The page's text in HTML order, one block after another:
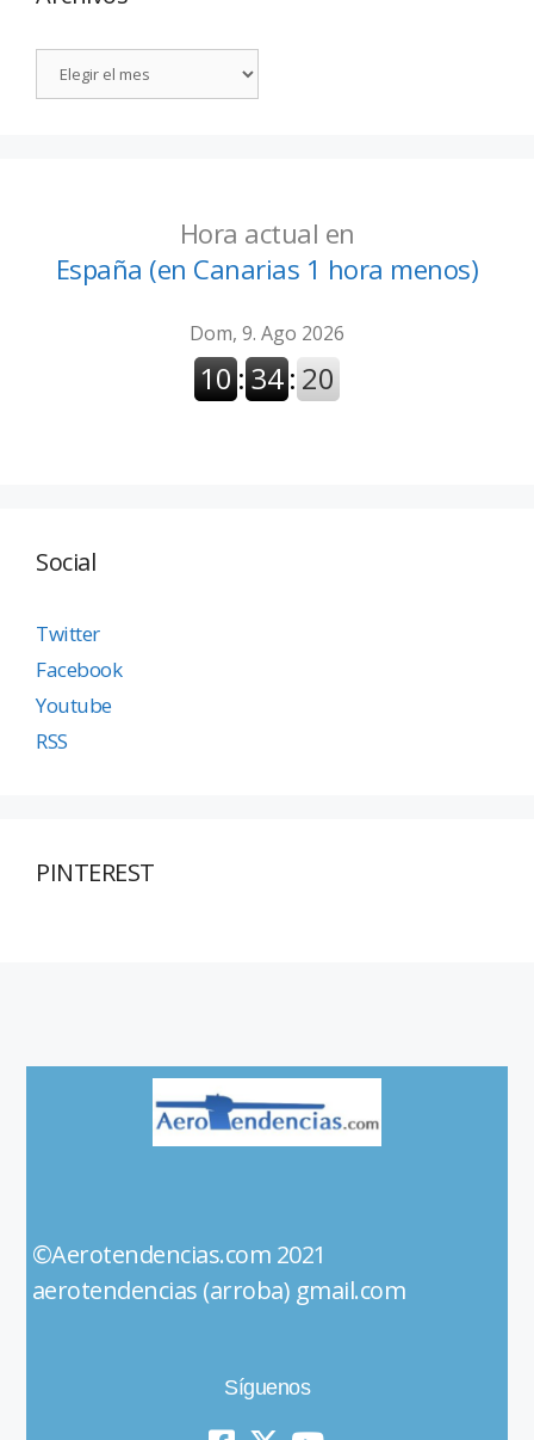
Hora actual en
España (en Canarias 1 hora menos)
Social
Twitter
Facebook
Youtube
RSS
PINTEREST
©Aerotendencias.com 2021
aerotendencias (arroba) gmail.com
Síguenos